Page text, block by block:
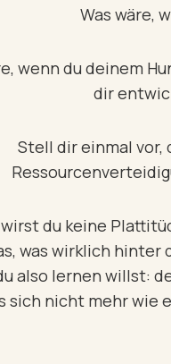
Was wäre,
wenn du deinem
dir
Stell dir einmal vor,
du keine
was wirklich
also lernen willst:
sich nicht mehr wie